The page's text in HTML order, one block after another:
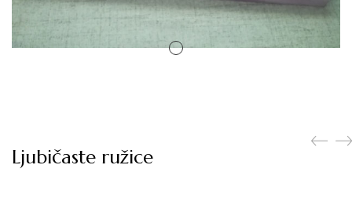
Ljubičaste ružice